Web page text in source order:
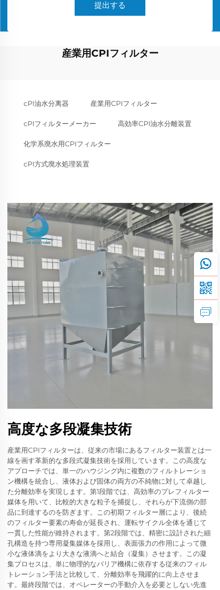
提出する
産業用CPIフィルター
cPI油水分离器 産業用CPIフィルター
cPIフィルターメーカー 高効率CPI油水分離装置
化学系廃水用CPIフィルター
cPI方式廃水処理装置
高度な多段凝集技術
産業用CPIフィルターは、従来の市場にあるフィルター装置とは一
線を画す革新的な多段式凝集技術を採用しています。この高度な
アプローチでは、単一のハウジング内に複数のフィルトレーショ
ン機構を統合し、液体および固体の両方の不純物に対して卓越し
た分離効率を実現します。第1段階では、高効率のプレフィルター
媒体を用いて、比較的大きな粒子を捕捉し、それらが下流側の部
品に到達するのを防ぎます。この初期フィルター層により、後続
のフィルター要素の寿命が延長され、運転サイクル全体を通じて
一貫した性能が維持されます。第2段階では、精密に設計された細
孔構造を持つ専用凝集媒体を採用し、表面張力の作用によって微
小な液体滴をより大きな液滴へと結合（凝集）させます。この凝
集プロセスは、単に物理的なバリア機構に依存する従来のフィル
トレーション手法と比較して、分離効率を飛躍的に向上させま
す。最終段階では、オペレーターの手動介入を必要としない先進